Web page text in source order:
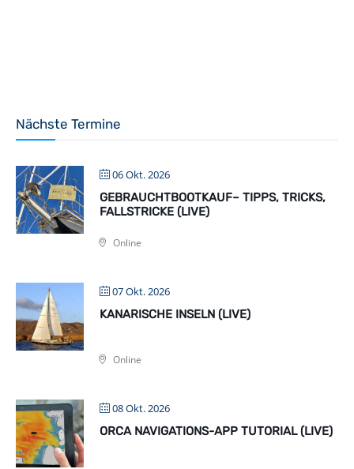
Nächste Termine
06 Okt. 2026
GEBRAUCHTBOOTKAUF– TIPPS, TRICKS,
FALLSTRICKE (LIVE)
Online
07 Okt. 2026
KANARISCHE INSELN (LIVE)
Online
08 Okt. 2026
ORCA NAVIGATIONS-APP TUTORIAL (LIVE)